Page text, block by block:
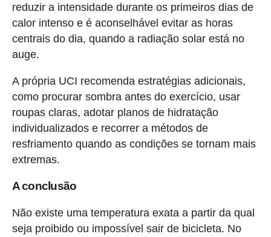
reduzir a intensidade durante os primeiros dias de
calor intenso e é aconselhável evitar as horas
centrais do dia, quando a radiação solar está no
auge.
A própria UCI recomenda estratégias adicionais,
como procurar sombra antes do exercício, usar
roupas claras, adotar planos de hidratação
individualizados e recorrer a métodos de
resfriamento quando as condições se tornam mais
extremas.
A conclusão
Não existe uma temperatura exata a partir da qual
seja proibido ou impossível sair de bicicleta. No